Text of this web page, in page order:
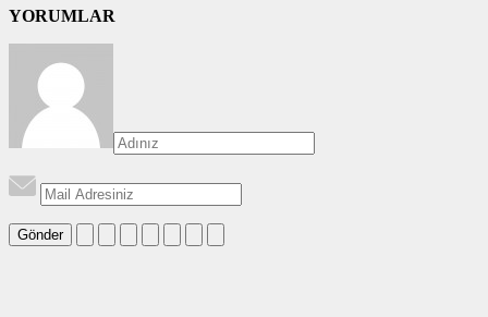
YORUMLAR
Gönder